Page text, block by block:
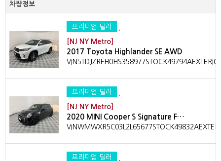
차량정보
프리미엄 딜러
[NJ NY Metro]
2017 Toyota Highlander SE AWD
프리미엄 딜러
[NJ NY Metro]
2020 MINI Cooper S Signature F…
프리미엄 딜러